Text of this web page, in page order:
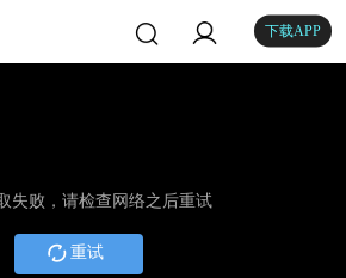
下载APP
失败，请检查网络之后重试
重试